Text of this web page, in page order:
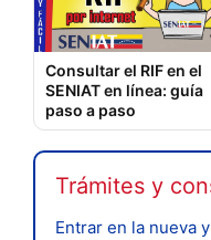
Consultar el RIF en el
SENIAT en línea: guía
paso a paso
Trámites y
Entrar en la nueva y